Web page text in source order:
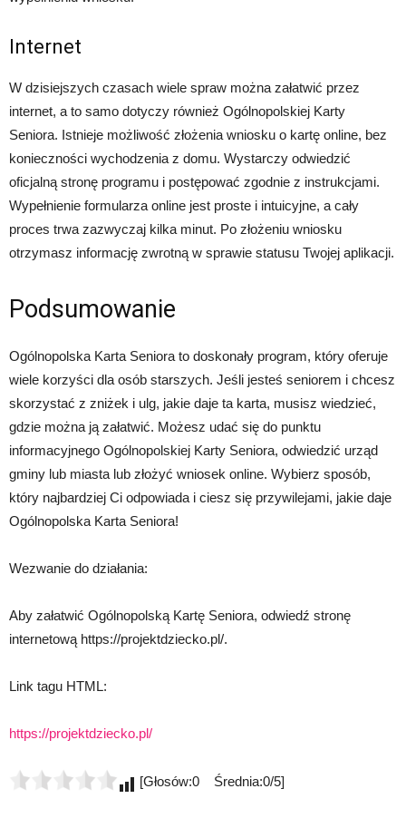
Internet
W dzisiejszych czasach wiele spraw można załatwić przez
internet, a to samo dotyczy również Ogólnopolskiej Karty
Seniora. Istnieje możliwość złożenia wniosku o kartę online, bez
konieczności wychodzenia z domu. Wystarczy odwiedzić
oficjalną stronę programu i postępować zgodnie z instrukcjami.
Wypełnienie formularza online jest proste i intuicyjne, a cały
proces trwa zazwyczaj kilka minut. Po złożeniu wniosku
otrzymasz informację zwrotną w sprawie statusu Twojej aplikacji.
Podsumowanie
Ogólnopolska Karta Seniora to doskonały program, który oferuje
wiele korzyści dla osób starszych. Jeśli jesteś seniorem i chcesz
skorzystać z zniżek i ulg, jakie daje ta karta, musisz wiedzieć,
gdzie można ją załatwić. Możesz udać się do punktu
informacyjnego Ogólnopolskiej Karty Seniora, odwiedzić urząd
gminy lub miasta lub złożyć wniosek online. Wybierz sposób,
który najbardziej Ci odpowiada i ciesz się przywilejami, jakie daje
Ogólnopolska Karta Seniora!
Wezwanie do działania:
Aby załatwić Ogólnopolską Kartę Seniora, odwiedź stronę
internetową https://projektdziecko.pl/.
Link tagu HTML:
https://projektdziecko.pl/
[Głosów:0 Średnia:0/5]